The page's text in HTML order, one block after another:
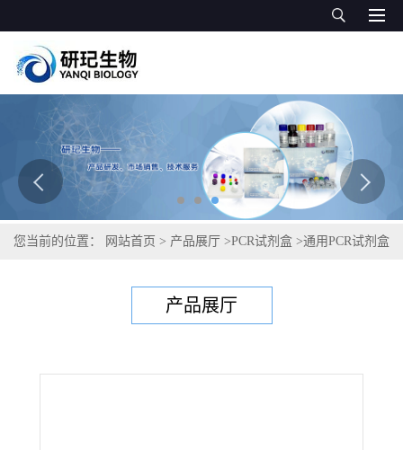
您当前的位置： 网站首页 > 产品展厅 >PCR试剂盒 >通用PCR试剂盒
产品展厅